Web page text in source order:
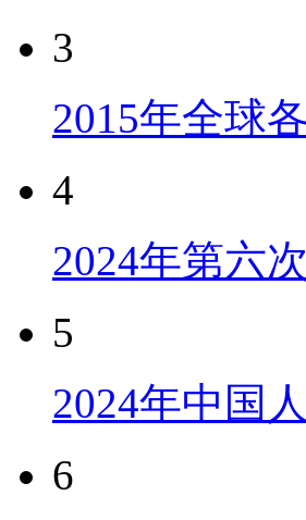
3
2015年全球
4
2024年第六
5
2024年中国
6